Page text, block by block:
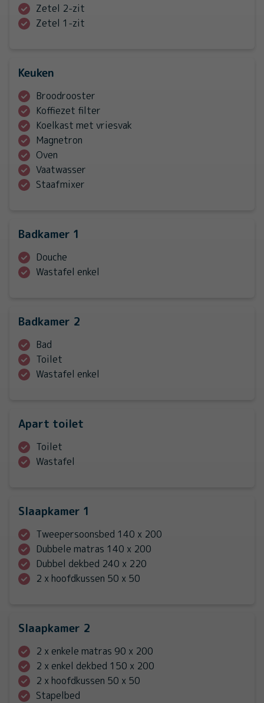
Zetel 2-zit
Zetel 1-zit
Keuken
Broodrooster
Koffiezet filter
Koelkast met vriesvak
Magnetron
Oven
Vaatwasser
Staafmixer
Badkamer 1
Douche
Wastafel enkel
Badkamer 2
Bad
Toilet
Wastafel enkel
Apart toilet
Toilet
Wastafel
Slaapkamer 1
Tweepersoonsbed 140 x 200
Dubbele matras 140 x 200
Dubbel dekbed 240 x 220
2 x hoofdkussen 50 x 50
Slaapkamer 2
2 x enkele matras 90 x 200
2 x enkel dekbed 150 x 200
2 x hoofdkussen 50 x 50
Stapelbed